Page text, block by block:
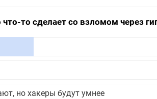
то сделает со взломом через
но хакеры будут умнее